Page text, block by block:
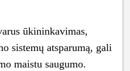
ūkininkavimas,
sistemų atsparumą, gali
maistu saugumo.